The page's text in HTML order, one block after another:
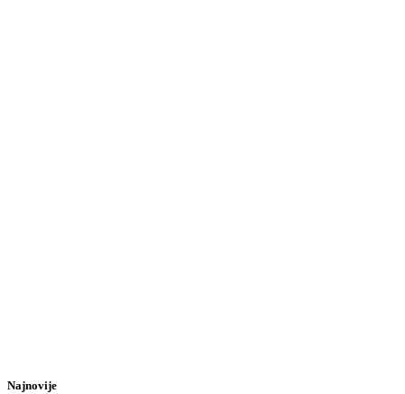
Najnovije